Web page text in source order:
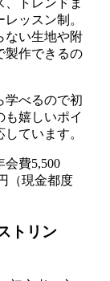
トレンドま
ッスン制。
ない生地や附
製作できるの
学べるので初
も嬉しいポイ
ています。
会費5,500
（現金都度
トリン